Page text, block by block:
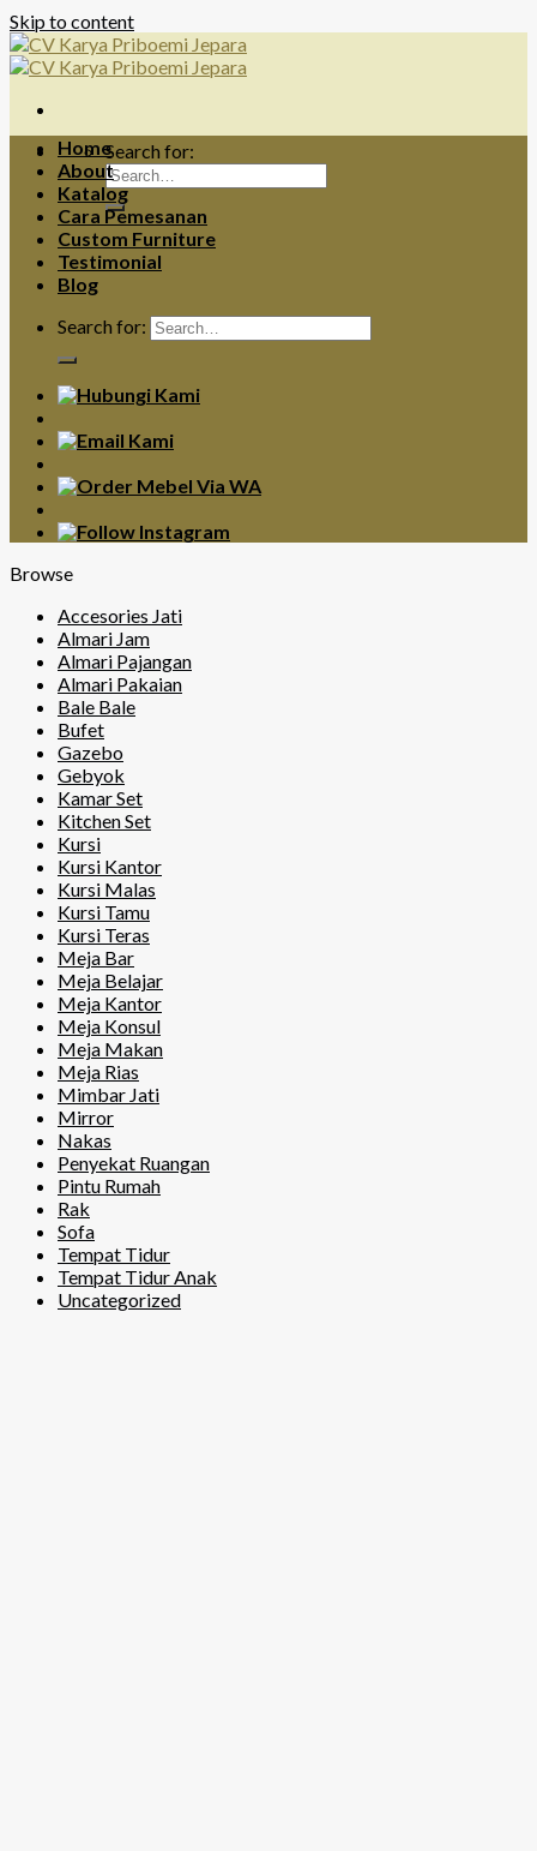
Skip to content
Search for:
Home
About
Katalog
Cara Pemesanan
Custom Furniture
Testimonial
Blog
Search for:
Browse
Accesories Jati
Almari Jam
Almari Pajangan
Almari Pakaian
Bale Bale
Bufet
Gazebo
Gebyok
Kamar Set
Kitchen Set
Kursi
Kursi Kantor
Kursi Malas
Kursi Tamu
Kursi Teras
Meja Bar
Meja Belajar
Meja Kantor
Meja Konsul
Meja Makan
Meja Rias
Mimbar Jati
Mirror
Nakas
Penyekat Ruangan
Pintu Rumah
Rak
Sofa
Tempat Tidur
Tempat Tidur Anak
Uncategorized